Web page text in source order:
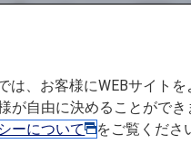
ルエア
コードシェア（共同
は、お客様にWEBサイト
が自由に決めることがで
ーについて
をご覧くださ